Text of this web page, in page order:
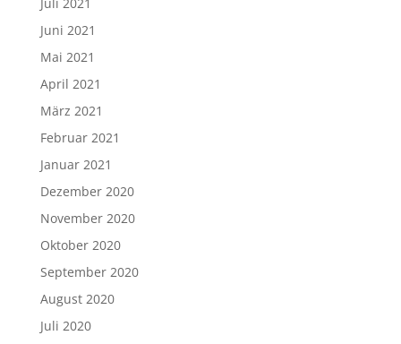
Juni 2021
Mai 2021
April 2021
März 2021
Februar 2021
Januar 2021
Dezember 2020
November 2020
Oktober 2020
September 2020
August 2020
Juli 2020